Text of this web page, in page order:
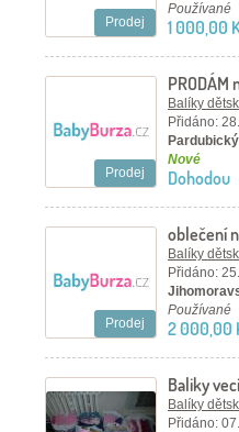
Prodej
Používané
1 000,00
Prodej
velikost
Balíky
Přidáno:
Nové
Dohodou
Prodej
oblečení
Balíky
Přidáno:
Používané
2 000,00
Baliky
250ks
Balíky
Přidáno: